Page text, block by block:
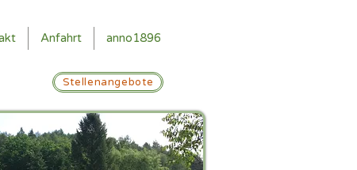
Stellenangebote
Anfahrt anno1896